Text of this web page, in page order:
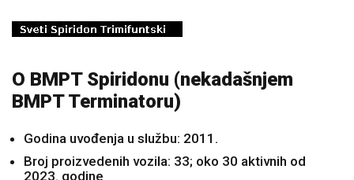
O BMPT Spiridonu (nekadašnjem
BMPT Terminatoru)
Godina uvođenja u službu: 2011.
Broj proizvedenih vozila: 33; oko 30 aktivnih od
2023. godine